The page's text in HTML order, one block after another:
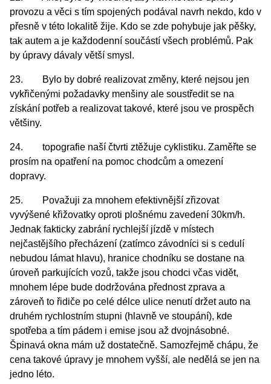
provozu a věci s tím spojených podával navrh nekdo, kdo v
přesně v této lokalitě žije. Kdo se zde pohybuje jak pěšky,
tak autem a je každodenní součástí všech problémů. Pak
by úpravy dávaly větší smysl.
23. Bylo by dobré realizovat změny, které nejsou jen
vykřičenými požadavky menšiny ale soustředit se na
získání potřeb a realizovat takové, které jsou ve prospěch
většiny.
24. topografie naší čtvrti ztěžuje cyklistiku. Zaměřte se
prosím na opatření na pomoc chodcům a omezení
dopravy.
25. Považuji za mnohem efektivnější zřizovat
vyvýšené křižovatky oproti plošnému zavedení 30km/h.
Jednak fakticky zabrání rychlejší jízdě v místech
nejčastějšího přecházení (zatímco závodníci si s cedulí
nebudou lámat hlavu), hranice chodníku se dostane na
úroveň parkujících vozů, takže jsou chodci včas vidět,
mnohem lépe bude dodržována přednost zprava a
zároveň to řidiče po celé délce ulice nenutí držet auto na
druhém rychlostním stupni (hlavně ve stoupání), kde
spotřeba a tím pádem i emise jsou až dvojnásobné.
Špinavá okna mám už dostatečně. Samozřejmě chápu, že
cena takové úpravy je mnohem vyšší, ale nedělá se jen na
jedno léto.